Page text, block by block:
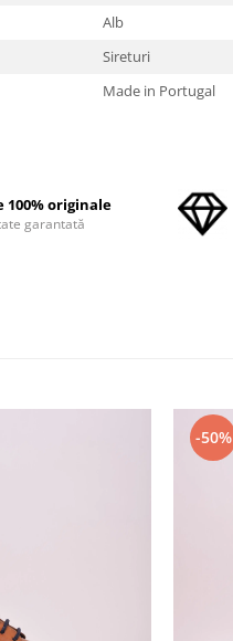
Alb
Sireturi
Made in Portugal
100% originale
garantată
-50%